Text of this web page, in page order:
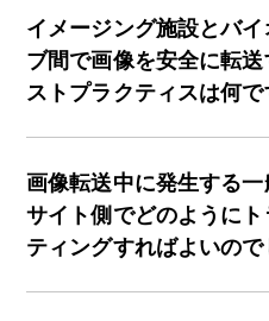
す。当社の神経学 CRO サ
た取得プロトコルの順守を
設の適格性評価および包括
ッフのトレーニングの提供
像に重点を置く神経学
は、画像診断施設間のばら
ため、すべての画像診断施
設定し、トレーニングを行
す。また、当社の厳格な品
イメージング施設とバ
ブ間で画像を安全に転
ストプラクティスは何で
サービスにとって不可欠な
クティブでは、ウェブベー
を活用し、画像のアップロ
安全に行っています。ソフ
現場でのインストールは必
画像転送中に発生する
サイト側でどのように
ティングすればよいので